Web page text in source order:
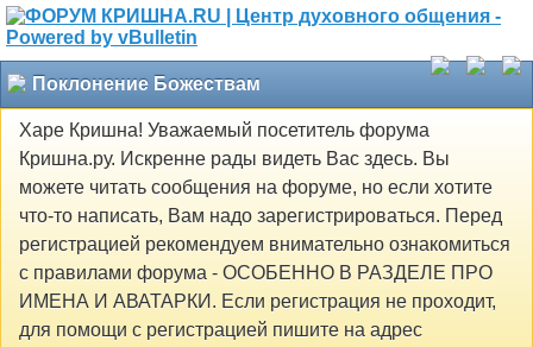
Поклонение Божествам
Харе Кришна! Уважаемый посетитель форума
Кришна.ру. Искренне рады видеть Вас здесь. Вы
можете читать сообщения на форуме, но если хотите
что-то написать, Вам надо зарегистрироваться. Перед
регистрацией рекомендуем внимательно ознакомиться
с правилами форума - ОСОБЕННО В РАЗДЕЛЕ ПРО
ИМЕНА И АВАТАРКИ. Если регистрация не проходит,
для помощи с регистрацией пишите на адрес